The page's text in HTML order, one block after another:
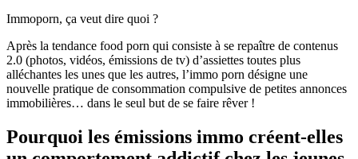
Immoporn, ça veut dire quoi ?
Après la tendance food porn qui consiste à se repaître de contenus
2.0 (photos, vidéos, émissions de tv) d’assiettes toutes plus
alléchantes les unes que les autres, l’immo porn désigne une
nouvelle pratique de consommation compulsive de petites annonces
immobilières… dans le seul but de se faire rêver !
Pourquoi les émissions immo créent-elles